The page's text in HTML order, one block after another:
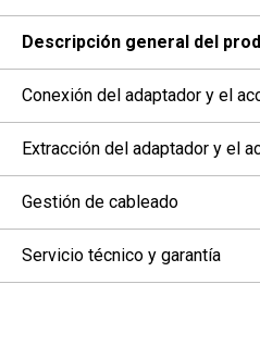
Descripción general del
Conexión del adaptador y el
Extracción del adaptador y el
Gestión de cableado
Servicio técnico y garantía